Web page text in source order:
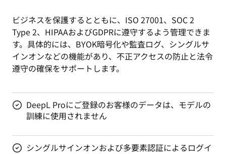
ビジネスを保護するとともに、ISO 27001、SOC 2
Type 2、HIPAAおよびGDPRに遵守するよう管理できま
す。具体的には、BYOK暗号化や監査ログ、シングルサ
インオンなどの機能があり、不正アクセスの防止と法令
遵守の確保をサポートします。
DeepL Proにご登録のお客様のデータは、モデルの
訓練に使用されません
シングルサインオンおよび多要素認証によるログイ